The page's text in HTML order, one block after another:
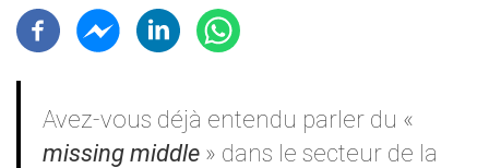
Résaux sociaux
Avez-vous déjà entendu parler du «
missing middle » dans le secteur de la